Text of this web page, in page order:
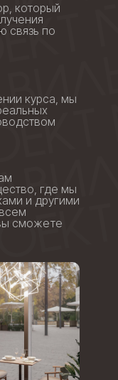
курса, мы
где мы
и другими
сможете
который
связь по